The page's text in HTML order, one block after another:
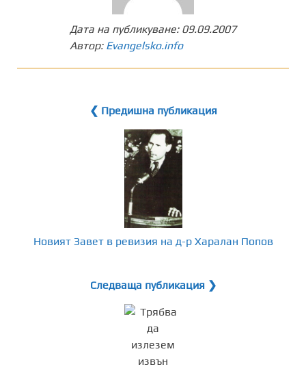
Дата на публикуване: 09.09.2007
Автор: Evangelsko.info
❮ Предишна публикация
Новият Завет в ревизия на д-р Харалан Попов
Следваща публикация ❯